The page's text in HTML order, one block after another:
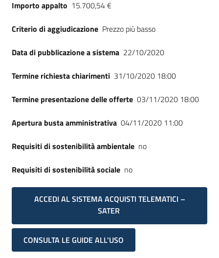
Importo appalto 15.700,54 €
Criterio di aggiudicazione Prezzo più basso
Data di pubblicazione a sistema 22/10/2020
Termine richiesta chiarimenti 31/10/2020 18:00
Termine presentazione delle offerte 03/11/2020 18:00
Apertura busta amministrativa 04/11/2020 11:00
Requisiti di sostenibilità ambientale no
Requisiti di sostenibilità sociale no
ACCEDI AL SISTEMA ACQUISTI TELEMATICI –
SATER
CONSULTA LE GUIDE ALL'USO